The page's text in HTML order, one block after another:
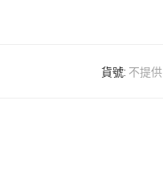
貨號: 不提供